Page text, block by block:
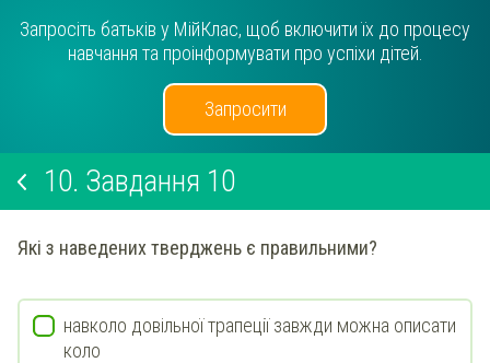
Запросіть батьків у МійКлас, щоб включити їх до процесу
навчання та проінформувати про успіхи дітей.
Запросити
10. Завдання 10
Які з наведених тверджень є правильними?
навколо довільної трапеції завжди можна описати
коло